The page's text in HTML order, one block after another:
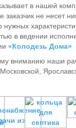
в нашей
заказчик не несет
нужных
в ведении
«Колодезь Дома»
вниманию наши